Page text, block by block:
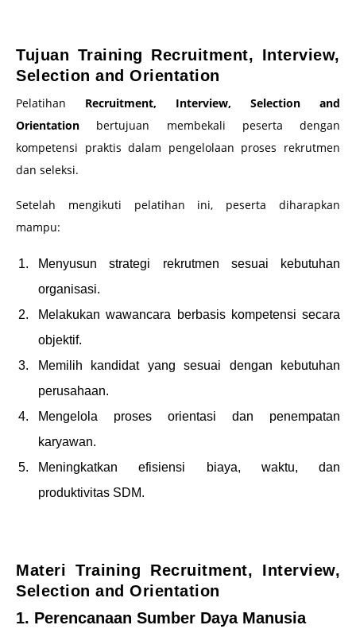
Tujuan Training Recruitment, Interview,
Selection and Orientation
Pelatihan Recruitment, Interview, Selection and
Orientation bertujuan membekali peserta dengan
kompetensi praktis dalam pengelolaan proses rekrutmen
dan seleksi.
Setelah mengikuti pelatihan ini, peserta diharapkan
mampu:
Menyusun strategi rekrutmen sesuai kebutuhan
organisasi.
Melakukan wawancara berbasis kompetensi secara
objektif.
Memilih kandidat yang sesuai dengan kebutuhan
perusahaan.
Mengelola proses orientasi dan penempatan
karyawan.
Meningkatkan efisiensi biaya, waktu, dan
produktivitas SDM.
Materi Training Recruitment, Interview,
Selection and Orientation
1. Perencanaan Sumber Daya Manusia